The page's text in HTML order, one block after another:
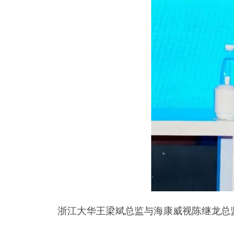
浙江大华王梁斌总监与海康威视陈继龙总